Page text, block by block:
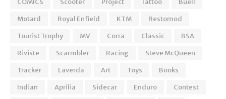
Motard
Royal Enfield KTM
Restomod
Tourist Trophy
MV Corra Classic
BSA
Riviste
Scarmbler Racing
Steve McQueen
Tracker
Laverda Art Toys
Books
Indian
Aprilia Sidecar Enduro
Contest